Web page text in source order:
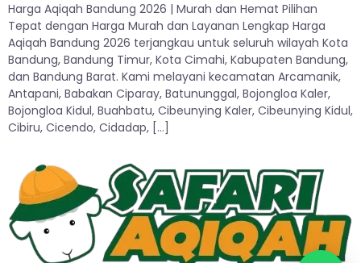
Harga Aqiqah Bandung 2026 | Murah dan Hemat Pilihan
Tepat dengan Harga Murah dan Layanan Lengkap Harga
Aqiqah Bandung 2026 terjangkau untuk seluruh wilayah Kota
Bandung, Bandung Timur, Kota Cimahi, Kabupaten Bandung,
dan Bandung Barat. Kami melayani kecamatan Arcamanik,
Antapani, Babakan Ciparay, Batununggal, Bojongloa Kaler,
Bojongloa Kidul, Buahbatu, Cibeunying Kaler, Cibeunying Kidul,
Cibiru, Cicendo, Cidadap, […]